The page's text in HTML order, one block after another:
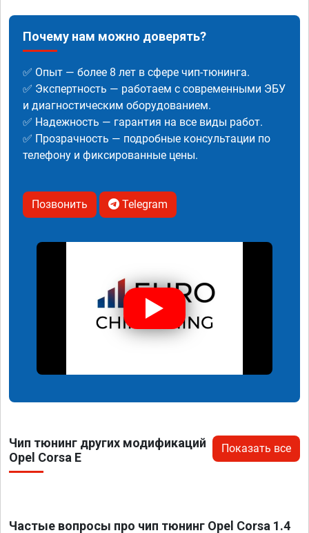
Почему нам можно доверять?
✅ Опыт — более 8 лет в сфере чип-тюнинга.
✅ Экспертность — работаем с современными ЭБУ
и диагностическим оборудованием.
✅ Надежность — гарантия на все виды работ.
✅ Прозрачность — подробные консультации по
телефону и фиксированные цены.
Позвонить Telegram
Чип тюнинг других модификаций
Opel Corsa E
Показать все
Частые вопросы про чип тюнинг Opel Corsa 1.4